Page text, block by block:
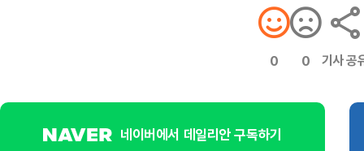
0 0 기사 공
네이버에서 데일리안 구독하기